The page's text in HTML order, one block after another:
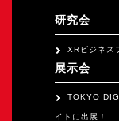
研究会
XRビジネス
展示会
TOKYO
イトに出展！